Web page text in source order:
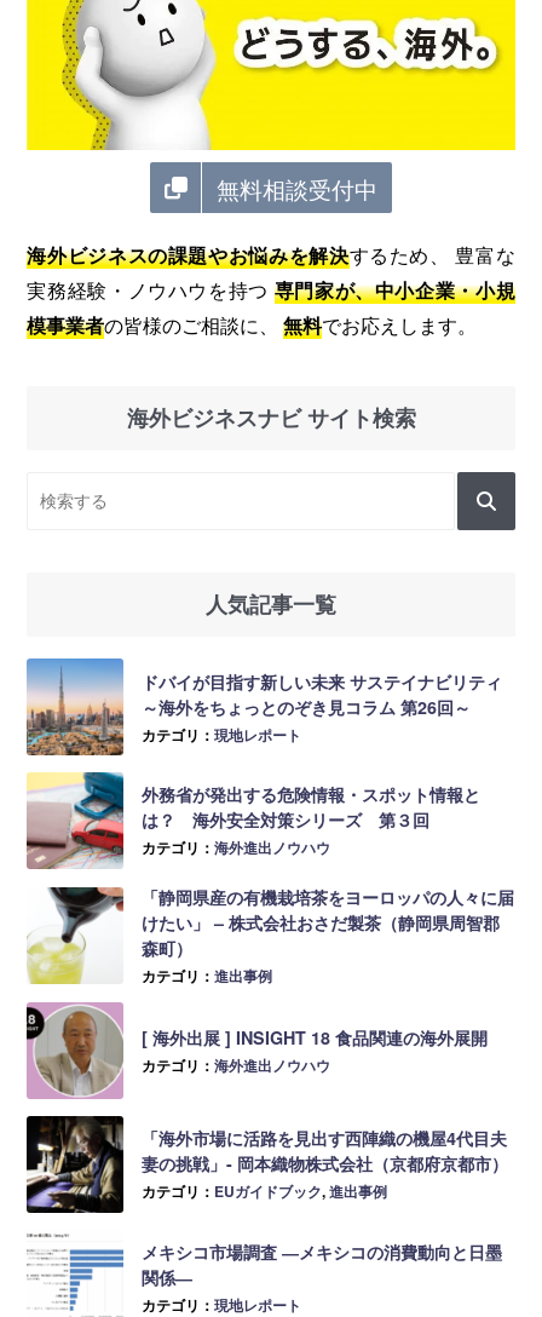
無料相談受付中
海外ビジネスの課題やお悩みを解決するため、 豊富な
実務経験・ノウハウを持つ 専門家が、中小企業・小規
模事業者の皆様のご相談に、無料でお応えします。
海外ビジネスナビ サイト検索
人気記事一覧
ドバイが目指す新しい未来 サステイナビリティ
～海外をちょっとのぞき見コラム 第26回～
カテゴリ：現地レポート
外務省が発出する危険情報・スポット情報と
は？ 海外安全対策シリーズ 第３回
カテゴリ：海外進出ノウハウ
「静岡県産の有機栽培茶をヨーロッパの人々に届
けたい」 – 株式会社おさだ製茶（静岡県周智郡
森町）
カテゴリ：進出事例
[ 海外出展 ] INSIGHT 18 食品関連の海外展開
カテゴリ：海外進出ノウハウ
「海外市場に活路を見出す西陣織の機屋4代目夫
妻の挑戦」- 岡本織物株式会社（京都府京都市）
カテゴリ： EUガイドブック,進出事例
メキシコ市場調査 ―メキシコの消費動向と日墨
関係―
カテゴリ：現地レポート